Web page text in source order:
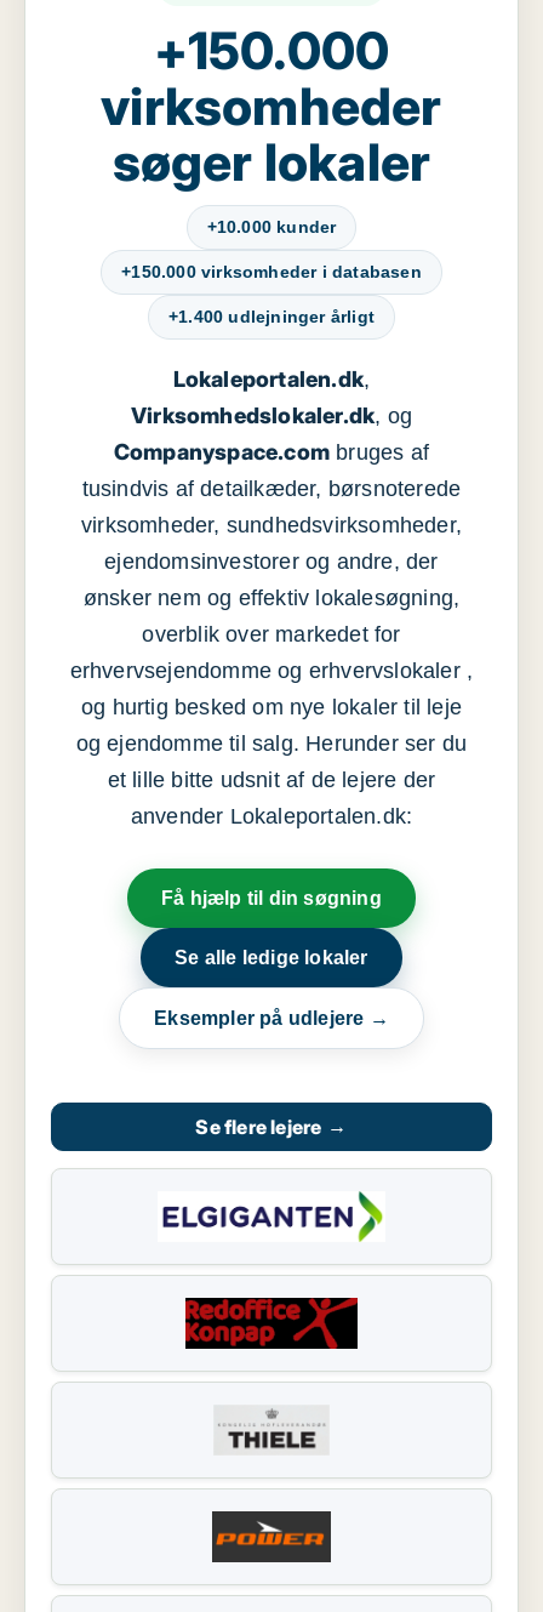
+150.000
virksomheder
søger lokaler
+10.000 kunder
+150.000 virksomheder i databasen
+1.400 udlejninger årligt
Lokaleportalen.dk,
Virksomhedslokaler.dk, og
Companyspace.com bruges af
tusindvis af detailkæder, børsnoterede
virksomheder, sundhedsvirksomheder,
ejendomsinvestorer og andre, der
ønsker nem og effektiv lokalesøgning,
overblik over markedet for
erhvervsejendomme og erhvervslokaler ,
og hurtig besked om nye lokaler til leje
og ejendomme til salg. Herunder ser du
et lille bitte udsnit af de lejere der
anvender Lokaleportalen.dk:
Få hjælp til din søgning
Se alle ledige lokaler
Eksempler på udlejere →
Se flere lejere →